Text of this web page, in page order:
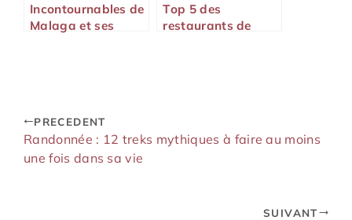
Incontournables de
Malaga et ses
Top 5 des
restaurants de
PRECEDENT
Randonnée : 12 treks mythiques à faire au moins
une fois dans sa vie
SUIVANT